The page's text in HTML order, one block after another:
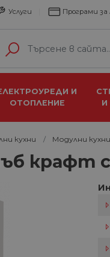
Услуги Програми за
И
ОТОПЛЕНИЕ
И
кухни Модулни
крафт